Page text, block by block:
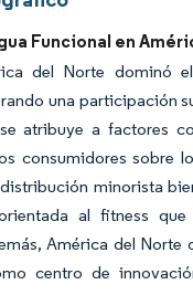
Funcional en
del Norte dominó
una participación
atribuye a factores
consumidores sobre
minorista
al fitness
América del Norte
centro de